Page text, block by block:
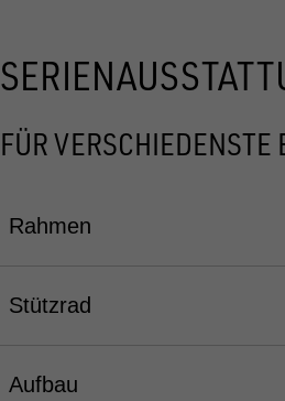
FÜR
Rahmen
Stützrad
Aufbau